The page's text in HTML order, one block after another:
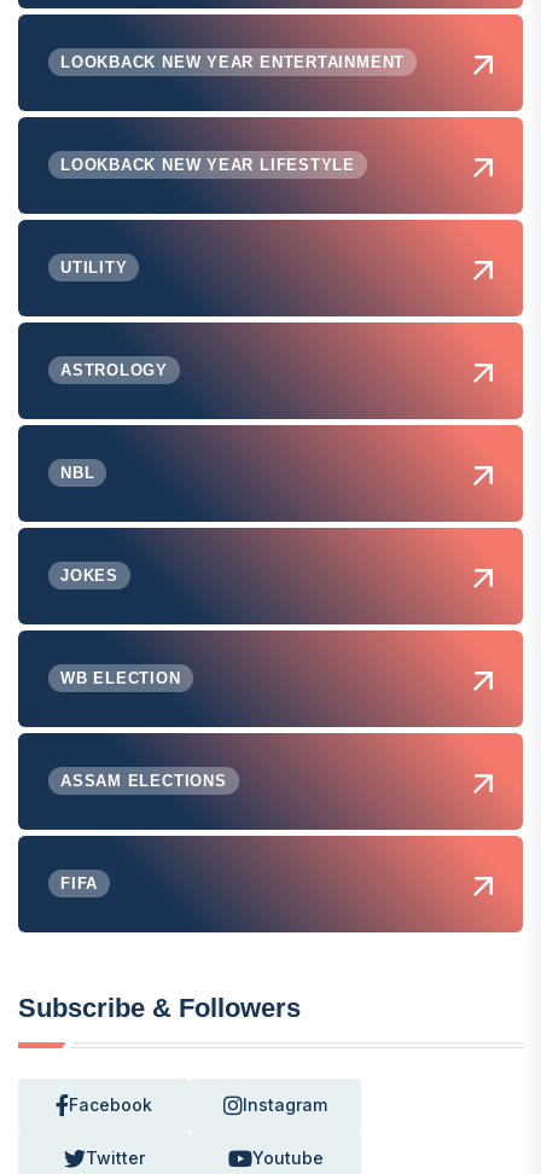
LOOKBACK NEW YEAR ENTERTAINMENT
LOOKBACK NEW YEAR LIFESTYLE
UTILITY
ASTROLOGY
NBL
JOKES
WB ELECTION
ASSAM ELECTIONS
FIFA
Subscribe & Followers
Facebook Instagram
Twitter Youtube